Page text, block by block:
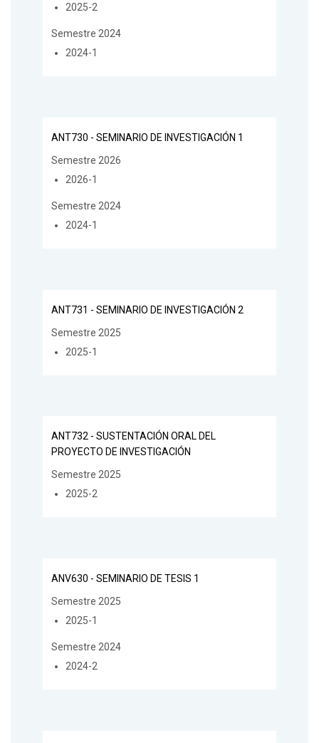
2025-2
Semestre 2024
2024-1
ANT730 - SEMINARIO DE INVESTIGACIÓN 1
Semestre 2026
2026-1
Semestre 2024
2024-1
ANT731 - SEMINARIO DE INVESTIGACIÓN 2
Semestre 2025
2025-1
ANT732 - SUSTENTACIÓN ORAL DEL
PROYECTO DE INVESTIGACIÓN
Semestre 2025
2025-2
ANV630 - SEMINARIO DE TESIS 1
Semestre 2025
2025-1
Semestre 2024
2024-2